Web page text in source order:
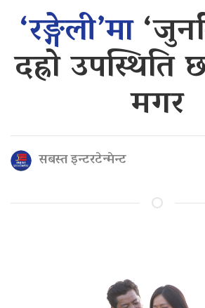
‘रङ्गेली’मा
दह्रो उपस्थिति
मगर
सबस्त इन्टरटेन्मेन्ट